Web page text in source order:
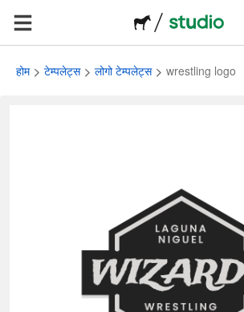
होम टेम्पलेट्स लोगो टेम्पलेट्स wrestling logo